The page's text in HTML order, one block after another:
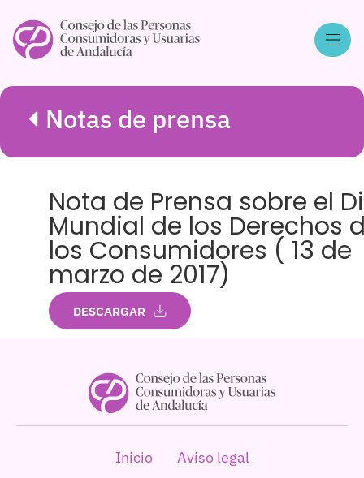
Notas de prensa
Nota de Prensa sobre el
Mundial de los Derechos
los Consumidores ( 13 de
marzo de 2017)
DESCARGAR
Inicio Aviso legal